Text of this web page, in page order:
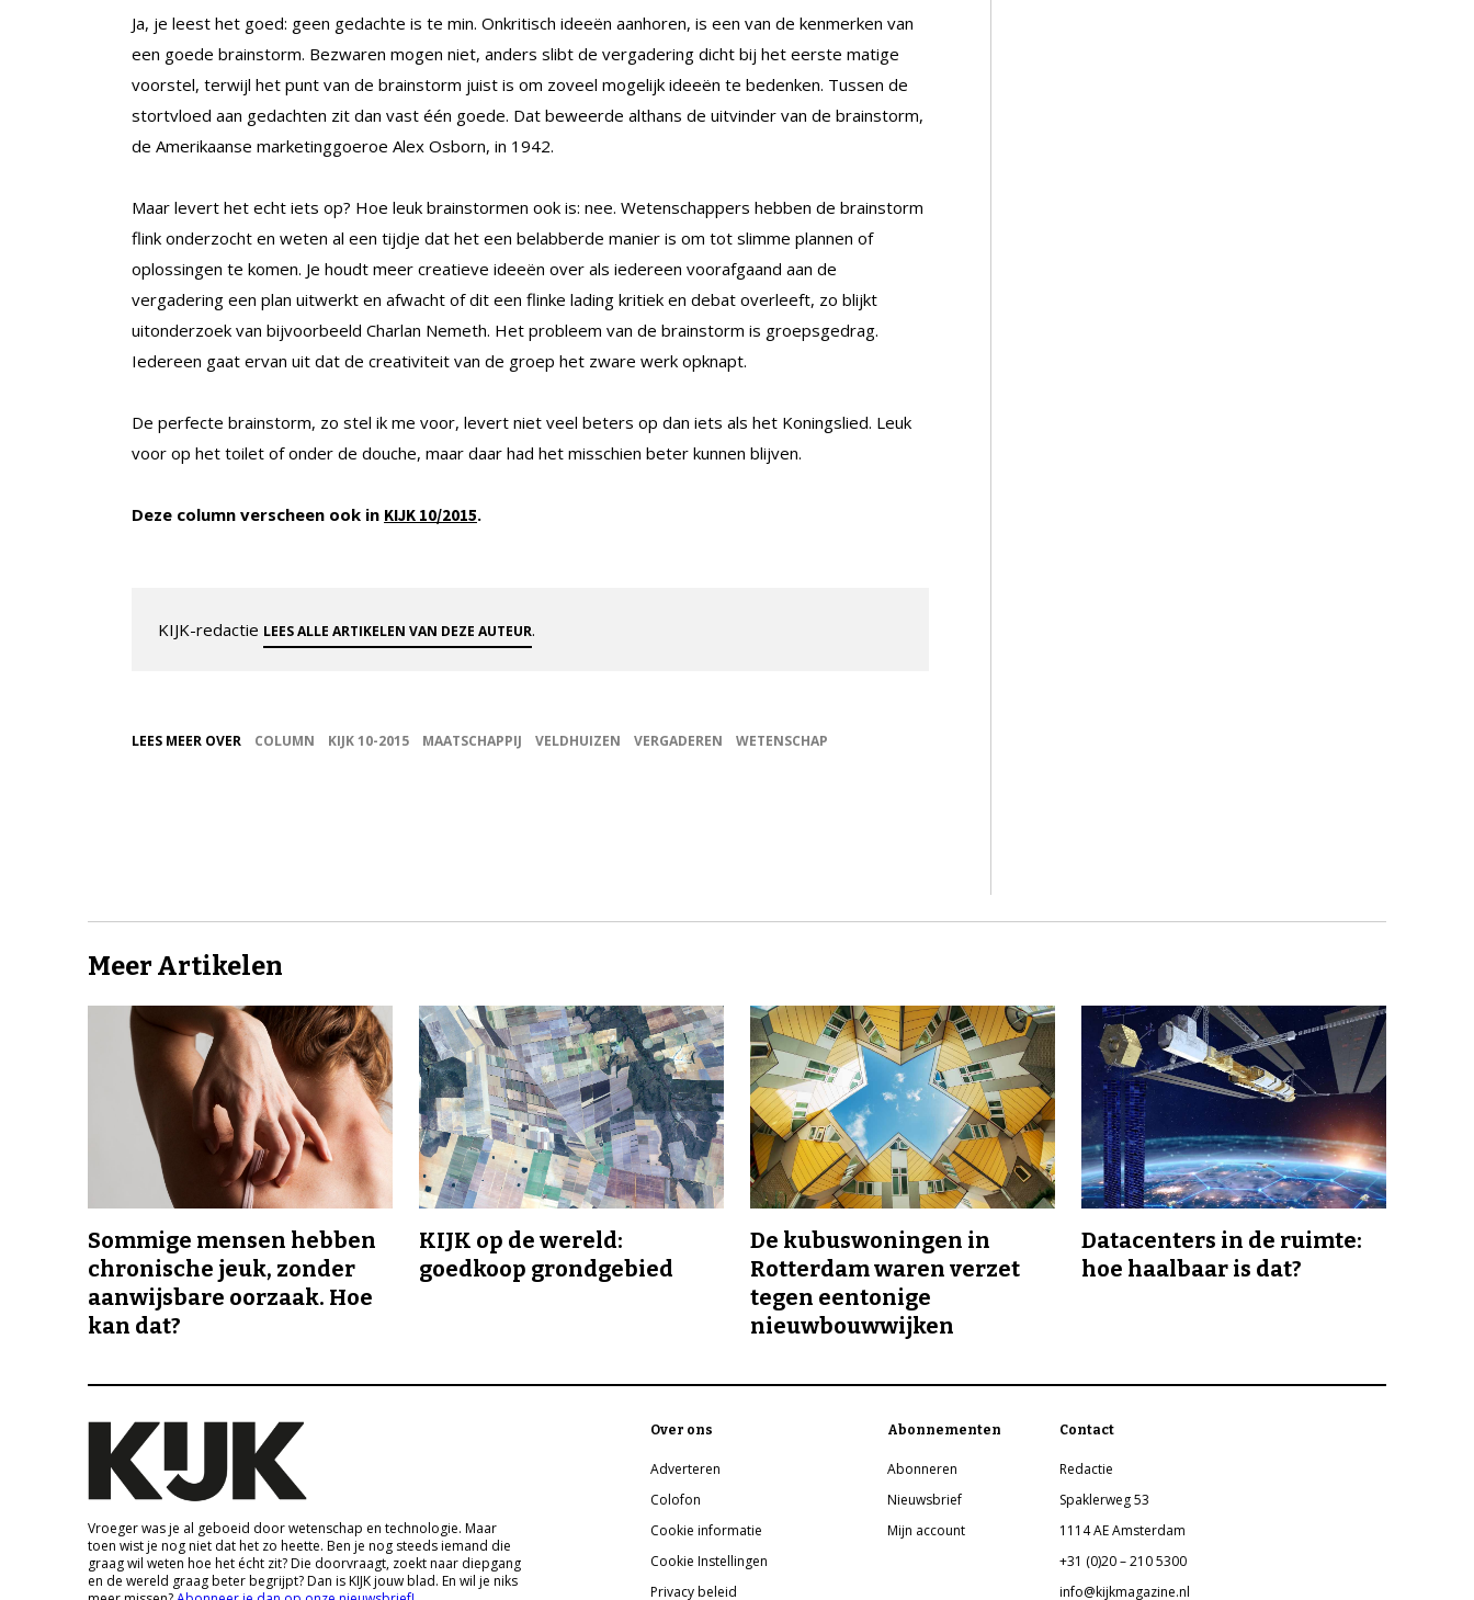
Ja, je leest het goed: geen gedachte is te min. Onkritisch ideeën aanhoren, is een van de kenmerken van
een goede brainstorm. Bezwaren mogen niet, anders slibt de vergadering dicht bij het eerste matige
voorstel, terwijl het punt van de brainstorm juist is om zoveel mogelijk ideeën te bedenken. Tussen de
stortvloed aan gedachten zit dan vast één goede. Dat beweerde althans de uitvinder van de brainstorm,
de Amerikaanse marketinggoeroe Alex Osborn, in 1942.
Maar levert het echt iets op? Hoe leuk brainstormen ook is: nee. Wetenschappers hebben de brainstorm
flink onderzocht en weten al een tijdje dat het een belabberde manier is om tot slimme plannen of
oplossingen te komen. Je houdt meer creatieve ideeën over als iedereen voorafgaand aan de
vergadering een plan uitwerkt en afwacht of dit een flinke lading kritiek en debat overleeft, zo blijkt
uitonderzoek van bijvoorbeeld Charlan Nemeth. Het probleem van de brainstorm is groepsgedrag.
Iedereen gaat ervan uit dat de creativiteit van de groep het zware werk opknapt.
De perfecte brainstorm, zo stel ik me voor, levert niet veel beters op dan iets als het Koningslied. Leuk
voor op het toilet of onder de douche, maar daar had het misschien beter kunnen blijven.
Deze column verscheen ook in KIJK 10/2015.
KIJK-redactie LEES ALLE ARTIKELEN VAN DEZE AUTEUR.
LEES MEER OVER COLUMN KIJK 10-2015 MAATSCHAPPIJ VELDHUIZEN VERGADEREN WETENSCHAP
Meer Artikelen
Sommige mensen hebben
chronische jeuk, zonder
aanwijsbare oorzaak. Hoe
kan dat?
KIJK op de wereld:
goedkoop grondgebied
De kubuswoningen in
Rotterdam waren verzet
tegen eentonige
nieuwbouwwijken
Datacenters in de ruimte:
hoe haalbaar is dat?
Vroeger was je al geboeid door wetenschap en technologie. Maar
toen wist je nog niet dat het zo heette. Ben je nog steeds iemand die
graag wil weten hoe het écht zit? Die doorvraagt, zoekt naar diepgang
en de wereld graag beter begrijpt? Dan is KIJK jouw blad. En wil je niks
Over ons
Adverteren
Colofon
Cookie informatie
Cookie Instellingen
Privacy beleid
Abonnementen
Abonneren
Nieuwsbrief
Mijn account
Contact
Redactie
Spaklerweg 53
1114 AE Amsterdam
+31 (0)20 – 210 5300
info@kijkmagazine.nl